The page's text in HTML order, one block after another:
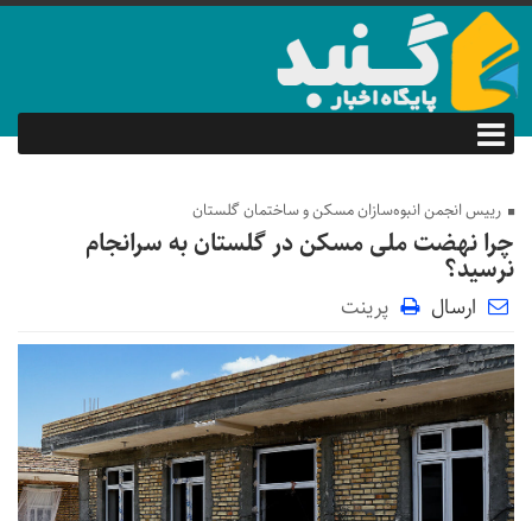
رییس انجمن انبوه‌سازان مسکن و ساختمان گلستان
چرا نهضت ملی مسکن در گلستان به سرانجام
نرسید؟
ارسال پرینت